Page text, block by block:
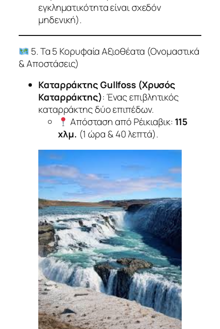
εγκληματικότητα είναι σχεδόν
μηδενική).
5. Τα 5 Κορυφαία Αξιοθέατα (Ονομαστικά
& Αποστάσεις)
Καταρράκτης Gullfoss (Χρυσός
Καταρράκτης): Ένας επιβλητικός
καταρράκτης δύο επιπέδων.
Απόσταση από Ρέικιαβικ: 115
χλμ. (1 ώρα & 40 λεπτά).